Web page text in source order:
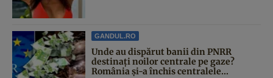
GANDUL.RO
Unde au dispărut banii din PNRR
destinați noilor centrale pe gaze?
România și-a închis centralele...